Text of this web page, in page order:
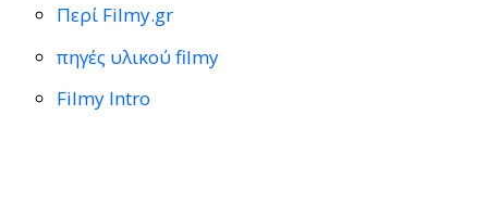
Περί Filmy.gr
πηγές υλικού filmy
Filmy Intro